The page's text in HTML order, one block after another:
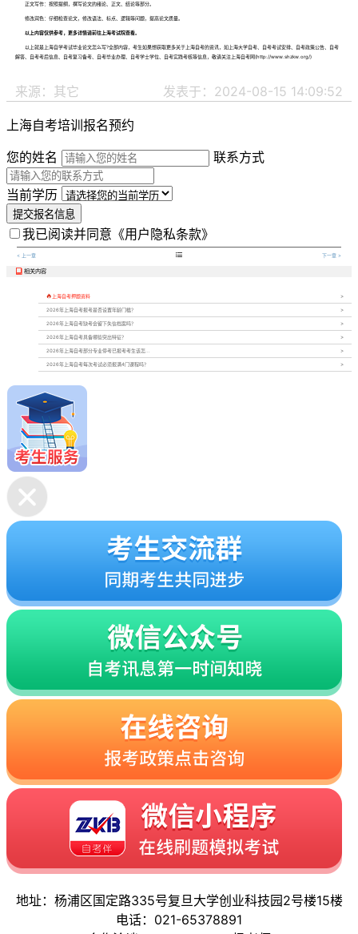
正文写作：按照提纲，撰写论文的绪论、正文、结论等部分。
修改润色：仔细检查论文，修改语法、标点、逻辑等问题，提高论文质量。
以上内容仅供参考，更多详情请前往上海考试院查看。
以上就是上海自学考试毕业论文怎么写?全部内容，考生如果想获取更多关于上海自考的资讯，如上海大学自考、自考考试安排、自考政策公告、自考
解答、自考考后信息、自考复习备考、自考毕业办理、自考学士学位、自考实践考核等信息，敬请关注上海自考网(http://www.shzkw.org/)
来源：其它 发表于：2024-08-15 14:09:52
上海自考培训报名预约
您的姓名
联系方式
当前学历
提交报名信息
我已阅读并同意 《用户隐私条款》
< 上一章  下一章 >
 相关内容
 上海自考押题资料
2026年上海自考报考是否设置年龄门槛？
2026年上海自考缺考会留下失信档案吗？
2026年上海自考具备哪些突出特征？
2026年上海自考部分专业停考已报考考生该怎...
2026年上海自考每次考试必须报满4门课程吗？
地址：杨浦区国定路335号复旦大学创业科技园2号楼15楼
电话：021-65378891